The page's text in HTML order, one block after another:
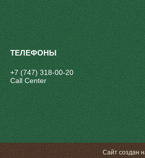
+7 (747) 318-00-20
Call Center
Сайт создан